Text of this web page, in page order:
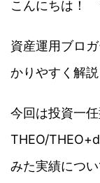
こんにちは！
資産運用ブロ
かりやすく解説
今回は投資一
THEO/
みた実績につい